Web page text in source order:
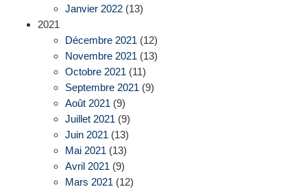
Janvier 2022 (13)
2021
Décembre 2021 (12)
Novembre 2021 (13)
Octobre 2021 (11)
Septembre 2021 (9)
Août 2021 (9)
Juillet 2021 (9)
Juin 2021 (13)
Mai 2021 (13)
Avril 2021 (9)
Mars 2021 (12)